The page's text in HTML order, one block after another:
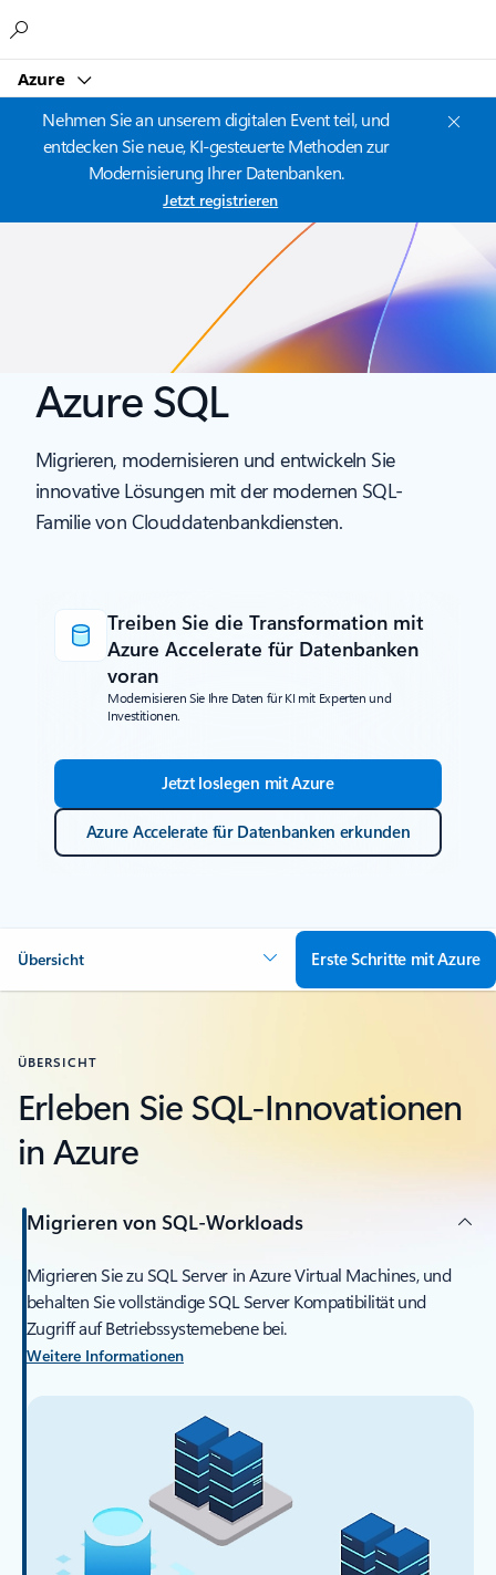
Azure
Nehmen Sie an unserem digitalen Event teil, und
entdecken Sie neue, KI-gesteuerte Methoden zur
Modernisierung Ihrer Datenbanken.
Jetzt registrieren
Azure SQL
Migrieren, modernisieren und entwickeln Sie
innovative Lösungen mit der modernen SQL-
Familie von Clouddatenbankdiensten.
Treiben Sie die Transformation mit
Azure Accelerate für Datenbanken
voran
Modernisieren Sie Ihre Daten für KI mit Experten und
Investitionen.
Jetzt loslegen mit Azure
Azure Accelerate für Datenbanken erkunden
Übersicht Erste Schritte mit Azure
ÜBERSICHT
Erleben Sie SQL-Innovationen
in Azure
Migrieren von SQL-Workloads
Migrieren Sie zu SQL Server in Azure Virtual Machines, und
behalten Sie vollständige SQL Server Kompatibilität und
Zugriff auf Betriebssystemebene bei.
Weitere Informationen